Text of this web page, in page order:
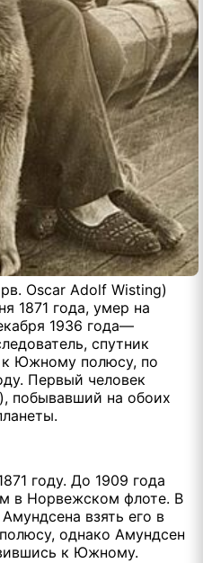
Oscar Adolf Wisting)
1871 года, умер на
1936 года—
спутник
к Южному полюсу, по
Первый человек
побывавший на обоих
году. До 1909 года
в Норвежском флоте. В
взять его в
однако Амундсен
к Южному.